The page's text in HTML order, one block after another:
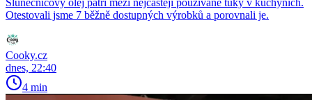
Slunečnicový olej patří mezi nejčastěji používané tuky v kuchyních.
Otestovali jsme 7 běžně dostupných výrobků a porovnali je.
Cooky.cz
dnes, 22:40
4 min